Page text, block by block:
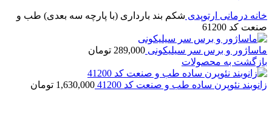
خانه درمانی ارتوپدی شکم بند بارداری (با پارچه سه بعدی) طب و
صنعت کد 61200
ماساژور و برس سر سیلیکونی 289,000 تومان
بازگشت به محصولات
زانوبند نئوپرن ساده طب و صنعت کد 41200 1,630,000 تومان